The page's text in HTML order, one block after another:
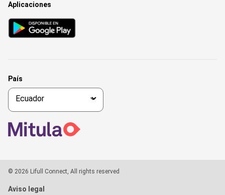
Aplicaciones
País
© 2026 Lifull Connect, All rights reserved
Aviso legal